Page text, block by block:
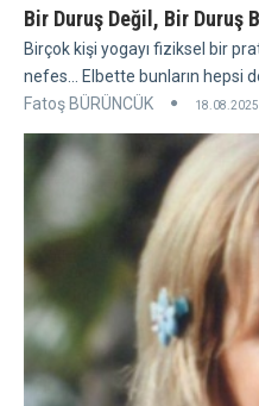
Bir Duruş Değil, Bir Duruş
Birçok kişi yogayı fiziksel bir
nefes... Elbette bunların hepsi
Fatoş BÜRÜNCÜK
18.08.2025